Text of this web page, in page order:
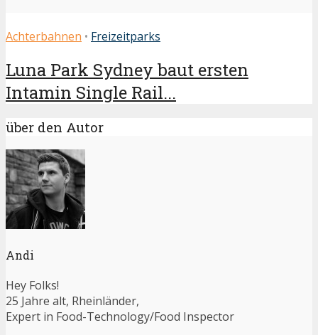
Achterbahnen • Freizeitparks
Luna Park Sydney baut ersten
Intamin Single Rail...
über den Autor
Andi
Hey Folks!
25 Jahre alt, Rheinländer,
Expert in Food-Technology/Food Inspector